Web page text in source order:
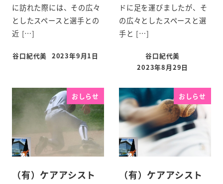
に訪れた際には、その広々
としたスペースと選手との
近 […]
谷口紀代美 2023年9月1日
ドに足を運びましたが、そ
の広々としたスペースと選
手と […]
谷口紀代美
2023年8月29日
おしらせ
（有）ケアアシスト
おしらせ
（有）ケアアシスト